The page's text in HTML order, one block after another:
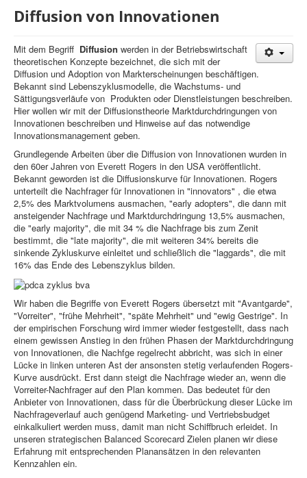
Diffusion von Innovationen
Mit dem Begriff Diffusion werden in der Betriebswirtschaft
theoretischen Konzepte bezeichnet, die sich mit der
Diffusion und Adoption von Markterscheinungen beschäftigen.
Bekannt sind Lebenszyklusmodelle, die Wachstums- und
Sättigungsverläufe von Produkten oder Dienstleistungen beschreiben.
Hier wollen wir mit der Diffusionstheorie Marktdurchdringungen von
Innovationen beschreiben und Hinweise auf das notwendige
Innovationsmanagement geben.
Grundlegende Arbeiten über die Diffusion von Innovationen wurden in
den 60er Jahren von Everett Rogers in den USA veröffentlicht.
Bekannt geworden ist die Diffusionskurve für Innovationen. Rogers
unterteilt die Nachfrager für Innovationen in "innovators" , die etwa
2,5% des Marktvolumens ausmachen, "early adopters", die dann mit
ansteigender Nachfrage und Marktdurchdringung 13,5% ausmachen,
die "early majority", die mit 34 % die Nachfrage bis zum Zenit
bestimmt, die "late majority", die mit weiteren 34% bereits die
sinkende Zykluskurve einleitet und schließlich die "laggards", die mit
16% das Ende des Lebenszyklus bilden.
Wir haben die Begriffe von Everett Rogers übersetzt mit "Avantgarde",
"Vorreiter", "frühe Mehrheit", "späte Mehrheit" und "ewig Gestrige". In
der empirischen Forschung wird immer wieder festgestellt, dass nach
einem gewissen Anstieg in den frühen Phasen der Marktdurchdringung
von Innovationen, die Nachfge regelrecht abbricht, was sich in einer
Lücke in linken unteren Ast der ansonsten stetig verlaufenden Rogers-
Kurve ausdrückt. Erst dann steigt die Nachfrage wieder an, wenn die
Vorreiter-Nachfrager auf den Plan kommen. Das bedeutet für den
Anbieter von Innovationen, dass für die Überbrückung dieser Lücke im
Nachfrageverlauf auch genügend Marketing- und Vertriebsbudget
einkalkuliert werden muss, damit man nicht Schiffbruch erleidet. In
unseren strategischen Balanced Scorecard Zielen planen wir diese
Erfahrung mit entsprechenden Planansätzen in den relevanten
Kennzahlen ein.